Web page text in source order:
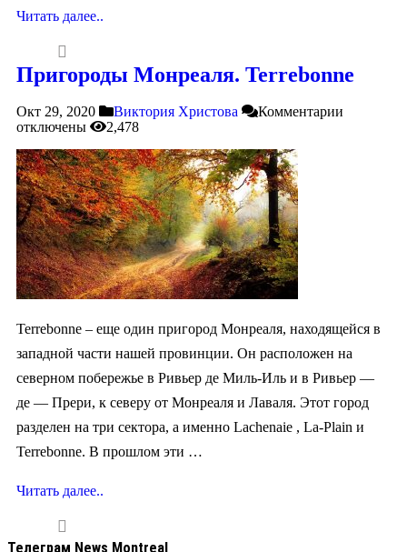
Читать далее..
Пригороды Монреаля. Terrebonne
Окт 29, 2020 Виктория Христова
Комментарии
отключены
2,478
Terrebonne – еще один пригород Монреаля, находящейся в
западной части нашей провинции. Он расположен на
северном побережье в Ривьер де Миль-Иль и в Ривьер —
де — Прери, к северу от Монреаля и Лаваля. Этот город
разделен на три сектора, а именно Lachenaie , La-Plain и
Terrebonne. В прошлом эти …
Читать далее..
Телеграм News Montreal